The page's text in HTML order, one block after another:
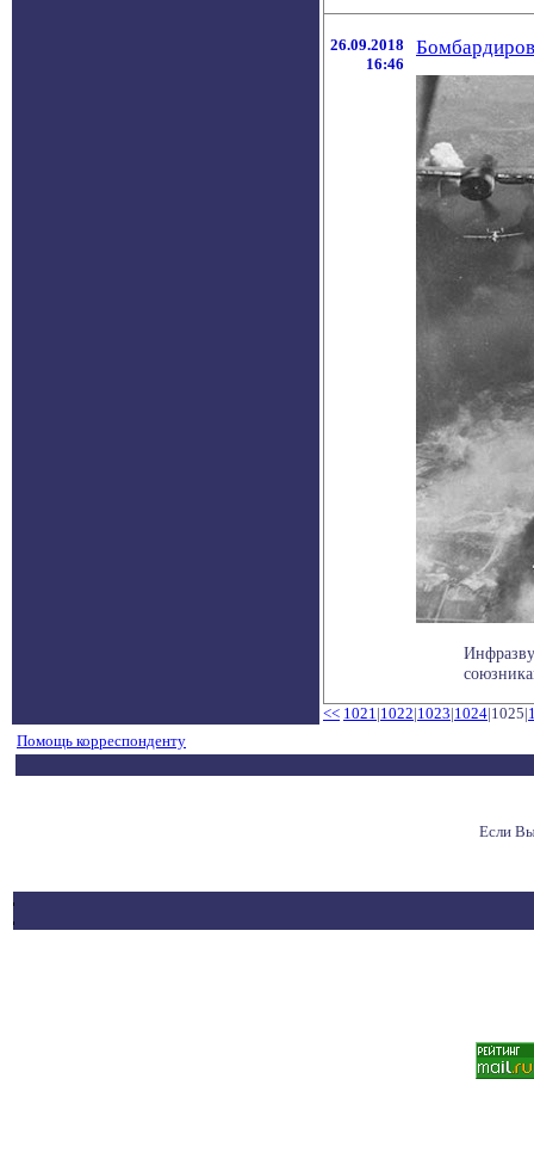
26.09.2018
16:46
<< 1021|1022|1023|1024|1025|
Помощь корреспонденту
Если